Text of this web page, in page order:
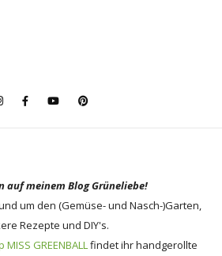
auf meinem Blog Grüneliebe!
um den (Gemüse- und Nasch-)Garten,
Rezepte und DIY's.
GREENBALL findet ihr handgerollte